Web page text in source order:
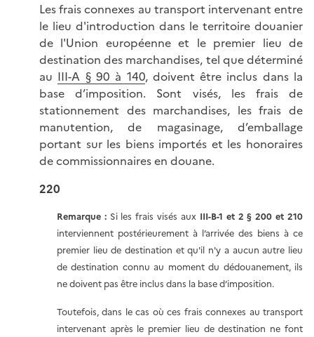
Les frais connexes au transport intervenant entre
le lieu d'introduction dans le territoire douanier
de l'Union européenne et le premier lieu de
destination des marchandises, tel que déterminé
au III-A § 90 à 140, doivent être inclus dans la
base d’imposition. Sont visés, les frais de
stationnement des marchandises, les frais de
manutention, de magasinage, d’emballage
portant sur les biens importés et les honoraires
de commissionnaires en douane.
220
Remarque :Si les frais visés aux III-B-1 et 2 § 200 et 210
interviennent postérieurement à l’arrivée des biens à ce
premier lieu de destination et qu'il n'y a aucun autre lieu
de destination connu au moment du dédouanement, ils
ne doivent pas être inclus dans la base d’imposition.
Toutefois, dans le cas où ces frais connexes au transport
intervenant après le premier lieu de destination ne font